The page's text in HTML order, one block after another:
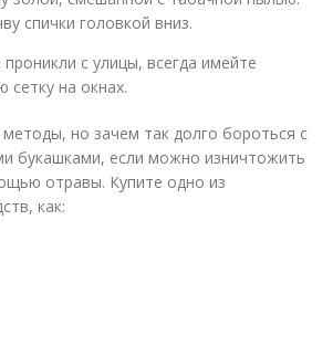
спички головкой вниз.
с улицы, всегда имейте
сетку на окнах.
но зачем так долго бороться с
букашками, если можно изничтожить
отравы. Купите одно из
как: